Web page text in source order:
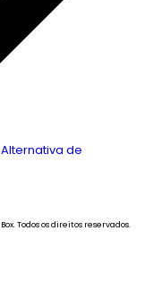
de
Todos os direitos reservados.